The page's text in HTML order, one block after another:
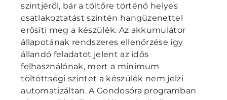
szintjéről, bár a töltőre történő helyes
csatlakoztatást szintén hangüzenettel
erősíti meg a készülék. Az akkumulátor
állapotának rendszeres ellenőrzése így
állandó feladatot jelent az idős
felhasználónak, mert a minimum
töltöttségi szintet a készülék nem jelzi
automatizáltan. A Gondosóra programban